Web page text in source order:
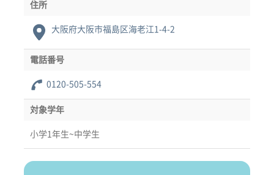
住所
大阪府大阪市福島区海老江1-4-2
電話番号
0120-505-554
対象学年
小学1年生~中学生